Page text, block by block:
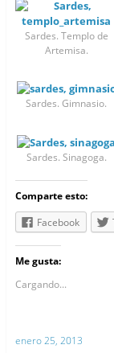
Sardes. Templo de
Artemisa.
Sardes. Gimnasio.
Sardes. Sinagoga.
Comparte esto:
Facebook
Me gusta:
Cargando...
enero 25, 2013